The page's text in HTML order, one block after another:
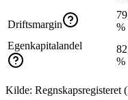
Driftsmargin
%
Egenkapitalandel
%
Kilde: Regnskapsregisteret